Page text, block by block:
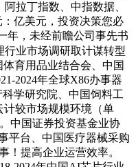
拉丁指数、中指数据、
亿美元，投资决策您必
年，未经前瞻公司事先书
行业市场调研取计谋转型
育用品业结合会、中国
2024年全球X86办事器
学研究院、中国饲料工
计较市场规模环境（单
中国证券投资基金业协
平台、中国医疗器械采购
提高企业运营效率。